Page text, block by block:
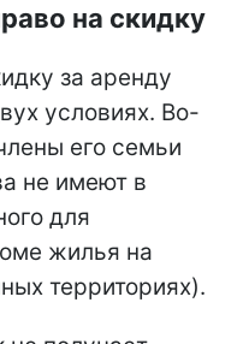
на скидку
за аренду
условиях. Во-
его семьи
не имеют в
для
жилья на
территориях).